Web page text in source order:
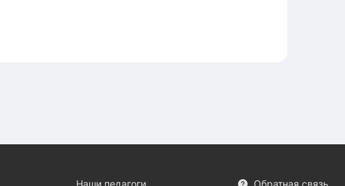
Наши педагоги Обратная связь